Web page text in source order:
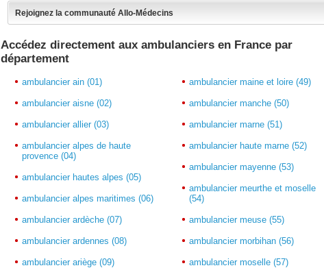
Rejoignez la communauté Allo-Médecins
Accédez directement aux ambulanciers en France par
département
ambulancier ain (01)
ambulancier aisne (02)
ambulancier allier (03)
ambulancier alpes de haute
provence (04)
ambulancier hautes alpes (05)
ambulancier alpes maritimes (06)
ambulancier ardèche (07)
ambulancier ardennes (08)
ambulancier ariège (09)
ambulancier maine et loire (49)
ambulancier manche (50)
ambulancier marne (51)
ambulancier haute marne (52)
ambulancier mayenne (53)
ambulancier meurthe et moselle
(54)
ambulancier meuse (55)
ambulancier morbihan (56)
ambulancier moselle (57)